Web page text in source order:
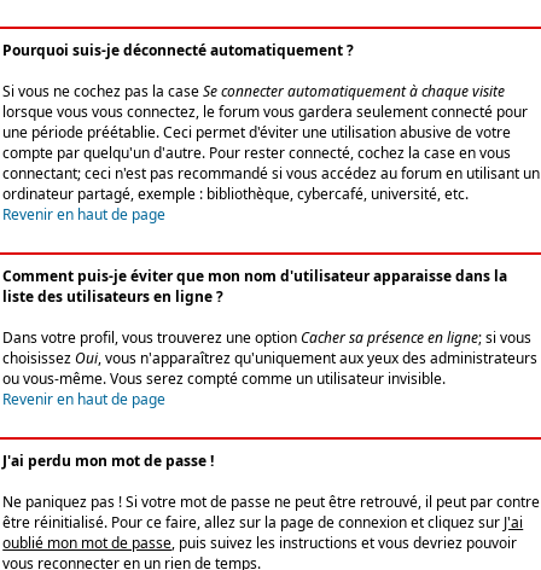
Pourquoi suis-je déconnecté automatiquement ?
Si vous ne cochez pas la caseSe connecter automatiquement à chaque visite
lorsque vous vous connectez, le forum vous gardera seulement connecté pour
une période préétablie. Ceci permet d'éviter une utilisation abusive de votre
compte par quelqu'un d'autre. Pour rester connecté, cochez la case en vous
connectant; ceci n'est pas recommandé si vous accédez au forum en utilisant un
ordinateur partagé, exemple : bibliothèque, cybercafé, université, etc.
Revenir en haut de page
Comment puis-je éviter que mon nom d'utilisateur apparaisse dans la
liste des utilisateurs en ligne ?
Dans votre profil, vous trouverez une optionCacher sa présence en ligne; si vous
choisissezOui, vous n'apparaîtrez qu'uniquement aux yeux des administrateurs
ou vous-même. Vous serez compté comme un utilisateur invisible.
Revenir en haut de page
J'ai perdu mon mot de passe !
Ne paniquez pas ! Si votre mot de passe ne peut être retrouvé, il peut par contre
être réinitialisé. Pour ce faire, allez sur la page de connexion et cliquez sur J'ai
oublié mon mot de passe, puis suivez les instructions et vous devriez pouvoir
vous reconnecter en un rien de temps.